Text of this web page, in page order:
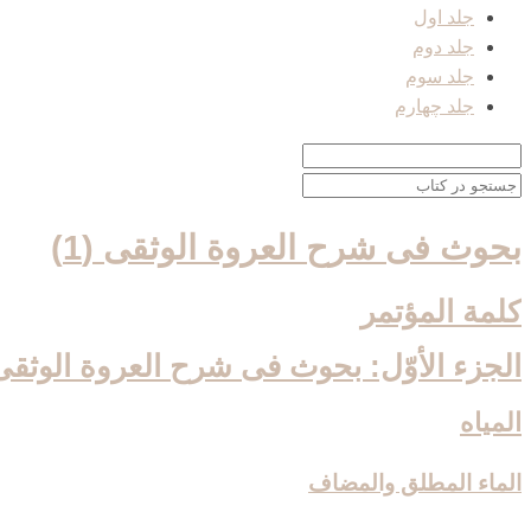
جلد اول
جلد دوم
جلد سوم
جلد چهارم
بحوث فی شرح العروة الوثقی (1)
كلمة المؤتمر
الجزء الأوّل: بحوث فى شرح العروة
المياه‏
الماء المطلق والمضاف‏